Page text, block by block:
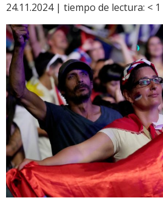
24.11.2024 | tiempo de lectura: < 1